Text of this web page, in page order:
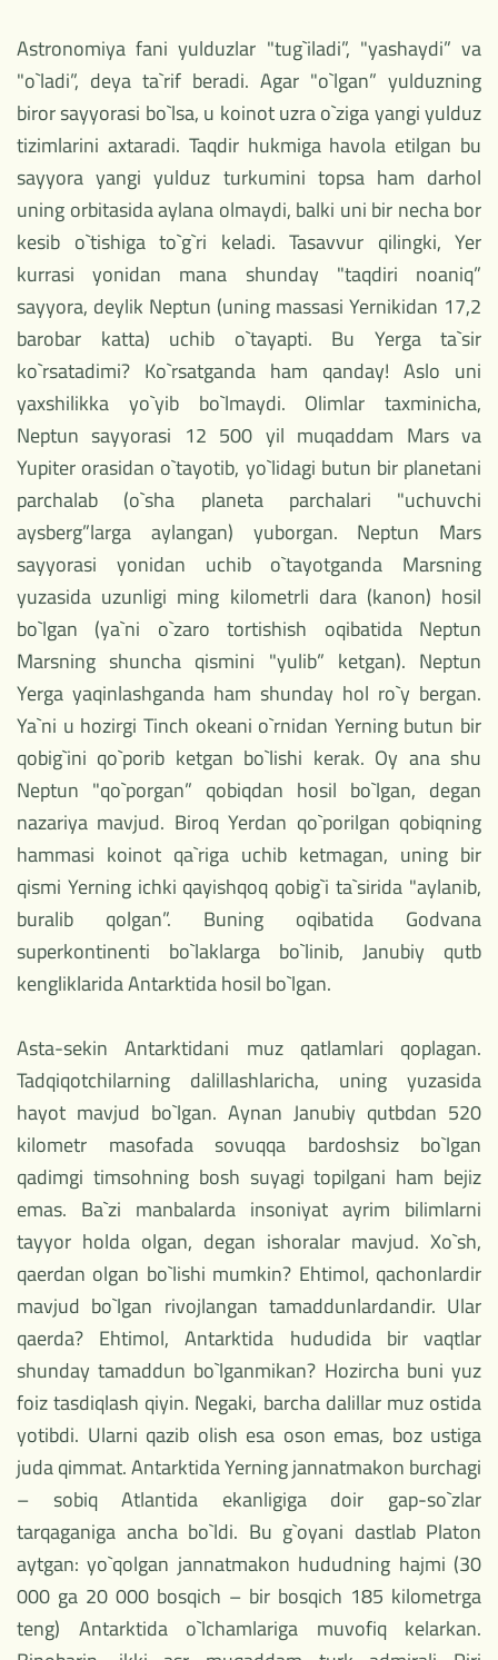
Astronomiya fani yulduzlar "tug`iladi”, "yashaydi” va
"o`ladi”, deya ta`rif beradi. Agar "o`lgan” yulduzning
biror sayyorasi bo`lsa, u koinot uzra o`ziga yangi yulduz
tizimlarini axtaradi. Taqdir hukmiga havola etilgan bu
sayyora yangi yulduz turkumini topsa ham darhol
uning orbitasida aylana olmaydi, balki uni bir necha bor
kesib o`tishiga to`g`ri keladi. Tasavvur qilingki, Yer
kurrasi yonidan mana shunday "taqdiri noaniq”
sayyora, deylik Neptun (uning massasi Yernikidan 17,2
barobar katta) uchib o`tayapti. Bu Yerga ta`sir
ko`rsatadimi? Ko`rsatganda ham qanday! Aslo uni
yaxshilikka yo`yib bo`lmaydi. Olimlar taxminicha,
Neptun sayyorasi 12 500 yil muqaddam Mars va
Yupiter orasidan o`tayotib, yo`lidagi butun bir planetani
parchalab (o`sha planeta parchalari "uchuvchi
aysberg”larga aylangan) yuborgan. Neptun Mars
sayyorasi yonidan uchib o`tayotganda Marsning
yuzasida uzunligi ming kilometrli dara (kanon) hosil
bo`lgan (ya`ni o`zaro tortishish oqibatida Neptun
Marsning shuncha qismini "yulib” ketgan). Neptun
Yerga yaqinlashganda ham shunday hol ro`y bergan.
Ya`ni u hozirgi Tinch okeani o`rnidan Yerning butun bir
qobig`ini qo`porib ketgan bo`lishi kerak. Oy ana shu
Neptun "qo`porgan” qobiqdan hosil bo`lgan, degan
nazariya mavjud. Biroq Yerdan qo`porilgan qobiqning
hammasi koinot qa`riga uchib ketmagan, uning bir
qismi Yerning ichki qayishqoq qobig`i ta`sirida "aylanib,
buralib qolgan”. Buning oqibatida Godvana
superkontinenti bo`laklarga bo`linib, Janubiy qutb
kengliklarida Antarktida hosil bo`lgan.
Asta-sekin Antarktidani muz qatlamlari qoplagan.
Tadqiqotchilarning dalillashlaricha, uning yuzasida
hayot mavjud bo`lgan. Aynan Janubiy qutbdan 520
kilometr masofada sovuqqa bardoshsiz bo`lgan
qadimgi timsohning bosh suyagi topilgani ham bejiz
emas. Ba`zi manbalarda insoniyat ayrim bilimlarni
tayyor holda olgan, degan ishoralar mavjud. Xo`sh,
qaerdan olgan bo`lishi mumkin? Ehtimol, qachonlardir
mavjud bo`lgan rivojlangan tamaddunlardandir. Ular
qaerda? Ehtimol, Antarktida hududida bir vaqtlar
shunday tamaddun bo`lganmikan? Hozircha buni yuz
foiz tasdiqlash qiyin. Negaki, barcha dalillar muz ostida
yotibdi. Ularni qazib olish esa oson emas, boz ustiga
juda qimmat. Antarktida Yerning jannatmakon burchagi
– sobiq Atlantida ekanligiga doir gap-so`zlar
tarqaganiga ancha bo`ldi. Bu g`oyani dastlab Platon
aytgan: yo`qolgan jannatmakon hududning hajmi (30
000 ga 20 000 bosqich – bir bosqich 185 kilometrga
teng) Antarktida o`lchamlariga muvofiq kelarkan.